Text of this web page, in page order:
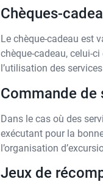
Chèques-
Le chèque-cadeau est
chèque-cadeau, celui-
l’utilisation des
Commande de
Dans le cas où des
exécutant pour la
l’organisation
Jeux de